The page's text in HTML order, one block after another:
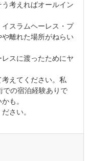
考えればオールイン
スラムヘーレス・プ
離れた場所がねらい
スに渡ったためにヤ
えてください。私
での宿泊経験ありで
も。
さい。